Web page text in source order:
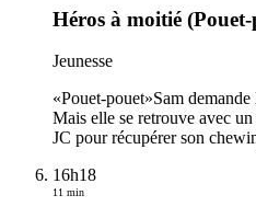
Héros à moitié
Jeunesse
«Pouet-pouet»Sam
Mais elle se retrouve avec
JC pour récupérer son
16h18
11 min